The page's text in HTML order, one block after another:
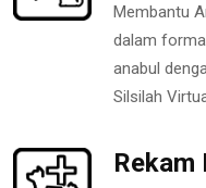
Membantu
dalam
anabul
Silsilah
Rekam